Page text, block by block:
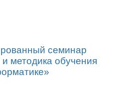
семинар
методика обучения